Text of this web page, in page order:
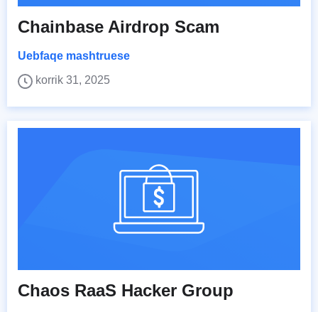
Chainbase Airdrop Scam
Uebfaqe mashtruese
korrik 31, 2025
Chaos RaaS Hacker Group